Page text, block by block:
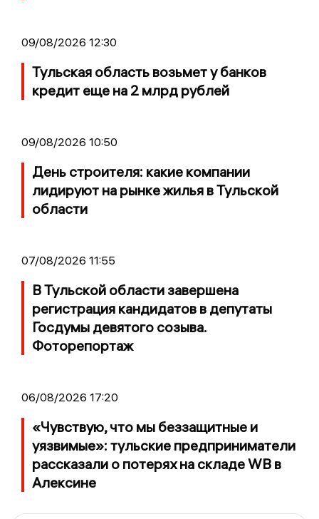
09/08/2026 12:30
Тульская область возьмет у банков
кредит еще на 2 млрд рублей
09/08/2026 10:50
День строителя: какие компании
лидируют на рынке жилья в Тульской
области
07/08/2026 11:55
В Тульской области завершена
регистрация кандидатов в депутаты
Госдумы девятого созыва.
Фоторепортаж
06/08/2026 17:20
«Чувствую, что мы беззащитные и
уязвимые»: тульские предприниматели
рассказали о потерях на складе WB в
Алексине